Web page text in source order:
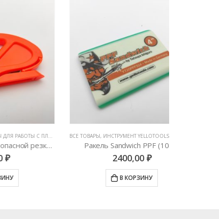
, НОЖИ И ЛЕЗВИЯ
Нож-улитка для безопасной резки пленки
ВСЕ ТОВАРЫ ,ИНСТРУМЕНТ YELLOTOOLS (ГЕРМАНИЯ) ,
Ракель Sandwich PPF (10см)
2400,00₽
В КОРЗИНУ